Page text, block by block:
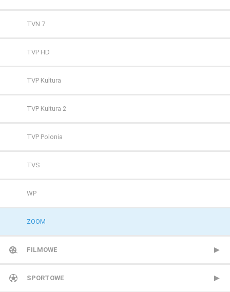
TVN 7
TVP HD
TVP Kultura
TVP Kultura 2
TVP Polonia
TVS
WP
ZOOM
FILMOWE
13 Ulica
SPORTOWE